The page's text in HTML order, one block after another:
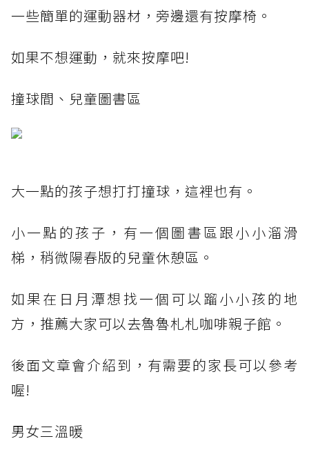
一些簡單的運動器材，旁邊還有按摩椅。
如果不想運動，就來按摩吧!
撞球間、兒童圖書區
大一點的孩子想打打撞球，這裡也有。
小一點的孩子，有一個圖書區跟小小溜滑
梯，稍微陽春版的兒童休憩區。
如果在日月潭想找一個可以蹓小小孩的地
方，推薦大家可以去魯魯札札咖啡親子館。
後面文章會介紹到，有需要的家長可以參考
喔!
男女三溫暖